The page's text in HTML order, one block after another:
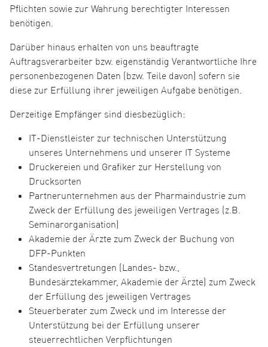
Pflichten sowie zur Wahrung berechtigter Interessen
benötigen.
Darüber hinaus erhalten von uns beauftragte
Auftragsverarbeiter bzw. eigenständig Verantwortliche Ihre
personenbezogenen Daten (bzw. Teile davon) sofern sie
diese zur Erfüllung ihrer jeweiligen Aufgabe benötigen.
Derzeitige Empfänger sind diesbezüglich:
IT-Dienstleister zur technischen Unterstützung
unseres Unternehmens und unserer IT Systeme
Druckereien und Grafiker zur Herstellung von
Drucksorten
Partnerunternehmen aus der Pharmaindustrie zum
Zweck der Erfüllung des jeweiligen Vertrages (z.B.
Seminarorganisation)
Akademie der Ärzte zum Zweck der Buchung von
DFP-Punkten
Standesvertretungen (Landes- bzw.,
Bundesärztekammer, Akademie der Ärzte) zum Zweck
der Erfüllung des jeweiligen Vertrages
Steuerberater zum Zweck und im Interesse der
Unterstützung bei der Erfüllung unserer
steuerrechtlichen Verpflichtungen